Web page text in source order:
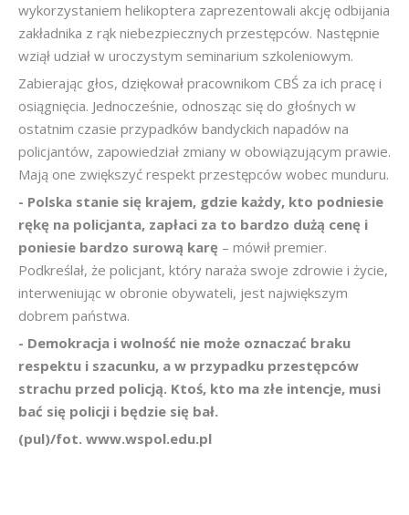
wykorzystaniem helikoptera zaprezentowali akcję odbijania
zakładnika z rąk niebezpiecznych przestępców. Następnie
wziął udział w uroczystym seminarium szkoleniowym.
Zabierając głos, dziękował pracownikom CBŚ za ich pracę i
osiągnięcia. Jednocześnie, odnosząc się do głośnych w
ostatnim czasie przypadków bandyckich napadów na
policjantów, zapowiedział zmiany w obowiązującym prawie.
Mają one zwiększyć respekt przestępców wobec munduru.
- Polska stanie się krajem, gdzie każdy, kto podniesie
rękę na policjanta, zapłaci za to bardzo dużą cenę i
poniesie bardzo surową karę – mówił premier.
Podkreślał, że policjant, który naraża swoje zdrowie i życie,
interweniując w obronie obywateli, jest największym
dobrem państwa.
- Demokracja i wolność nie może oznaczać braku
respektu i szacunku, a w przypadku przestępców
strachu przed policją. Ktoś, kto ma złe intencje, musi
bać się policji i będzie się bał.
(pul)/fot. www.wspol.edu.pl